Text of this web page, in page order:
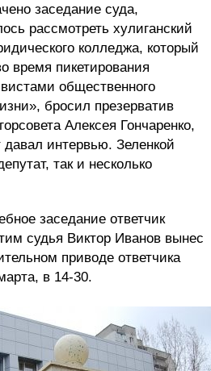
заседание суда,
рассмотреть хулиганский
колледжа, который
время пикетирования
общественного
бросил презерватив
Алексея Гончаренко,
интервью. Зеленкой
так и несколько
заседание ответчик
судья Виктор Иванов вынес
приводе ответчика
в 14-30.